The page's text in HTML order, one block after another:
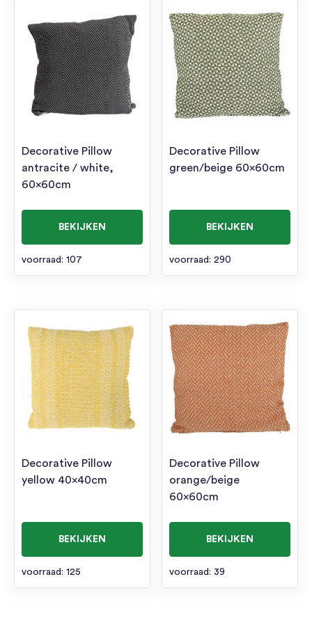
Decorative Pillow
antracite / white,
60x60cm
BEKIJKEN
voorraad: 107
Decorative Pillow
green/beige 60x60cm
BEKIJKEN
voorraad: 290
Decorative Pillow
yellow 40x40cm
BEKIJKEN
voorraad: 125
Decorative Pillow
orange/beige
60x60cm
BEKIJKEN
voorraad: 39